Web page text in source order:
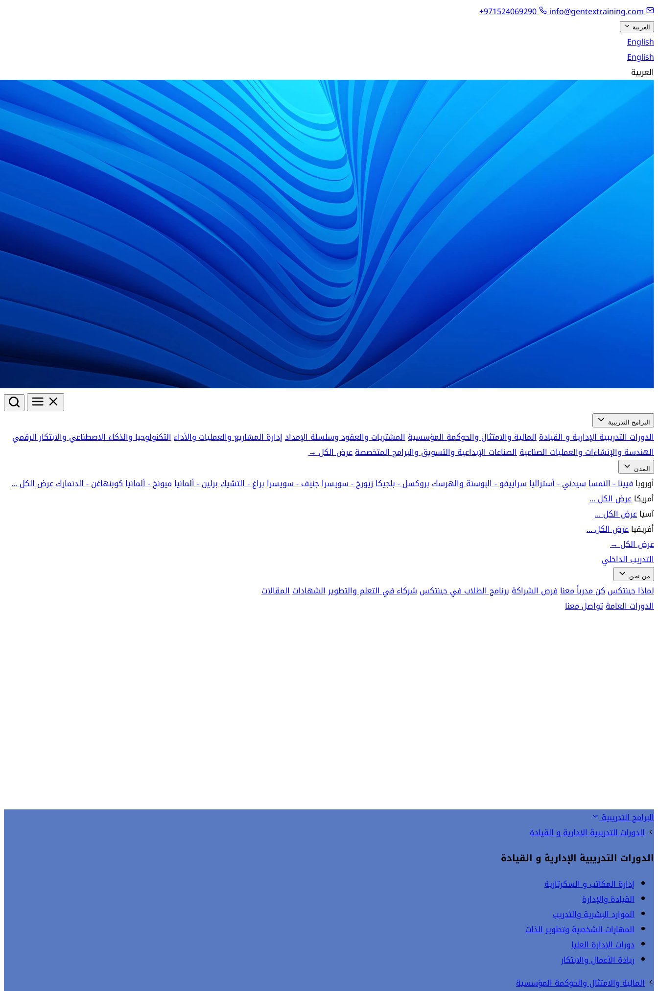
info@gentextraining.com
+971524069290
العربية
English
English
العربية
البرامج التدريبية
الدورات التدريبية الإدارية و القيادةالمالية والامتثال والحوكمة المؤسسيةالمشتريات والعقود وسلسلة الإمدادإدارة المشاريع والعمليات والأداءالتكنولوجيا والذكاء الاصطناعي والابتكار الرقمي
الهندسة والإنشاءات والعمليات الصناعيةالصناعات الإبداعية والتسويق والبرامج المتخصصةعرض الكل→
المدن
أوروبافيينا - النمساسيدني - أسترالياسراييفو - البوسنة والهرسكبروكسل - بلجيكازيورخ - سويسراجنيف - سويسرابراغ - التشيكبرلين - ألمانياميونخ - ألمانياكوبنهاغن - الدنماركعرض الكل ...
أمريكاعرض الكل ...
آسياعرض الكل ...
أفريقياعرض الكل ...
عرض الكل→
التدريب الداخلي
من نحن
لماذا جينتكسكن مدرباً معنافرص الشراكةبرنامج الطلاب في جينتكسشركاء في التعلم والتطويرالشهاداتالمقالات
الدورات العامةتواصل معنا
البرامج التدريبية
الدورات التدريبية الإدارية و القيادة
الدورات التدريبية الإدارية و القيادة
إدارة المكاتب و السكرتارية
القيادة والإدارة
الموارد البشرية والتدريب
المهارات الشخصية وتطوير الذات
دورات الإدارة العليا
ريادة الأعمال والابتكار
المالية والامتثال والحوكمة المؤسسية